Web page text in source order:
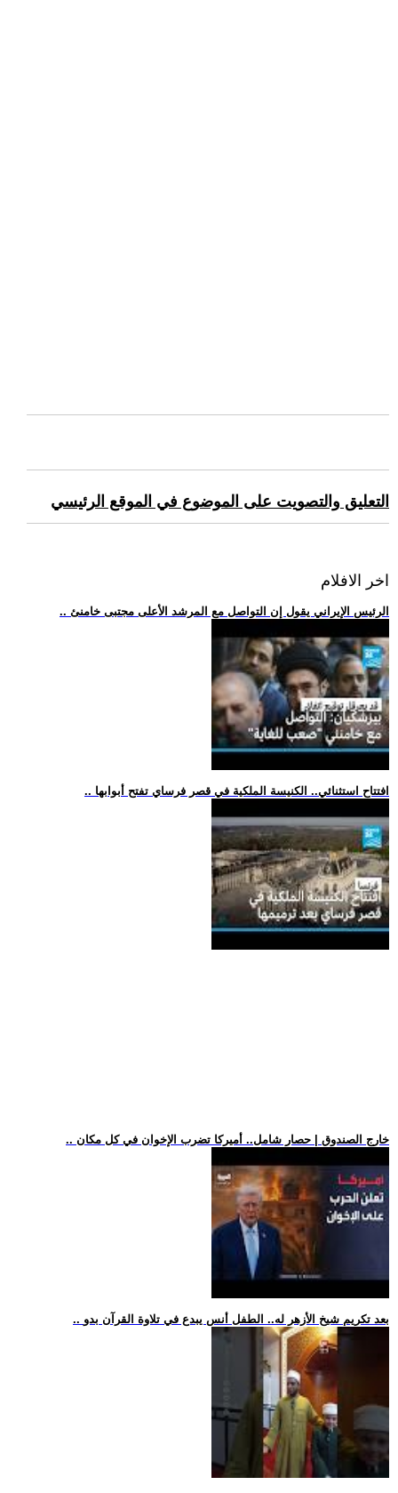
التعليق والتصويت على الموضوع في الموقع الرئيسي
اخر الافلام
.. الرئيس الإيراني يقول إن التواصل مع المرشد الأعلى مجتبى خامنئ
.. افتتاح استثنائي.. الكنيسة الملكية في قصر فرساي تفتح أبوابها
.. خارج الصندوق | حصار شامل.. أميركا تضرب الإخوان في كل مكان
.. بعد تكريم شيخ الأزهر له.. الطفل أنس يبدع في تلاوة القرآن بدو